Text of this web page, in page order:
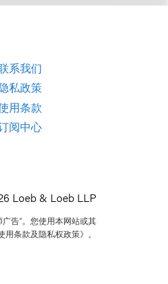
系我们
私政策
用条款
阅中心
Loeb & Loeb LLP
告”。您使用本网站或其
条款及隐私权政策》。